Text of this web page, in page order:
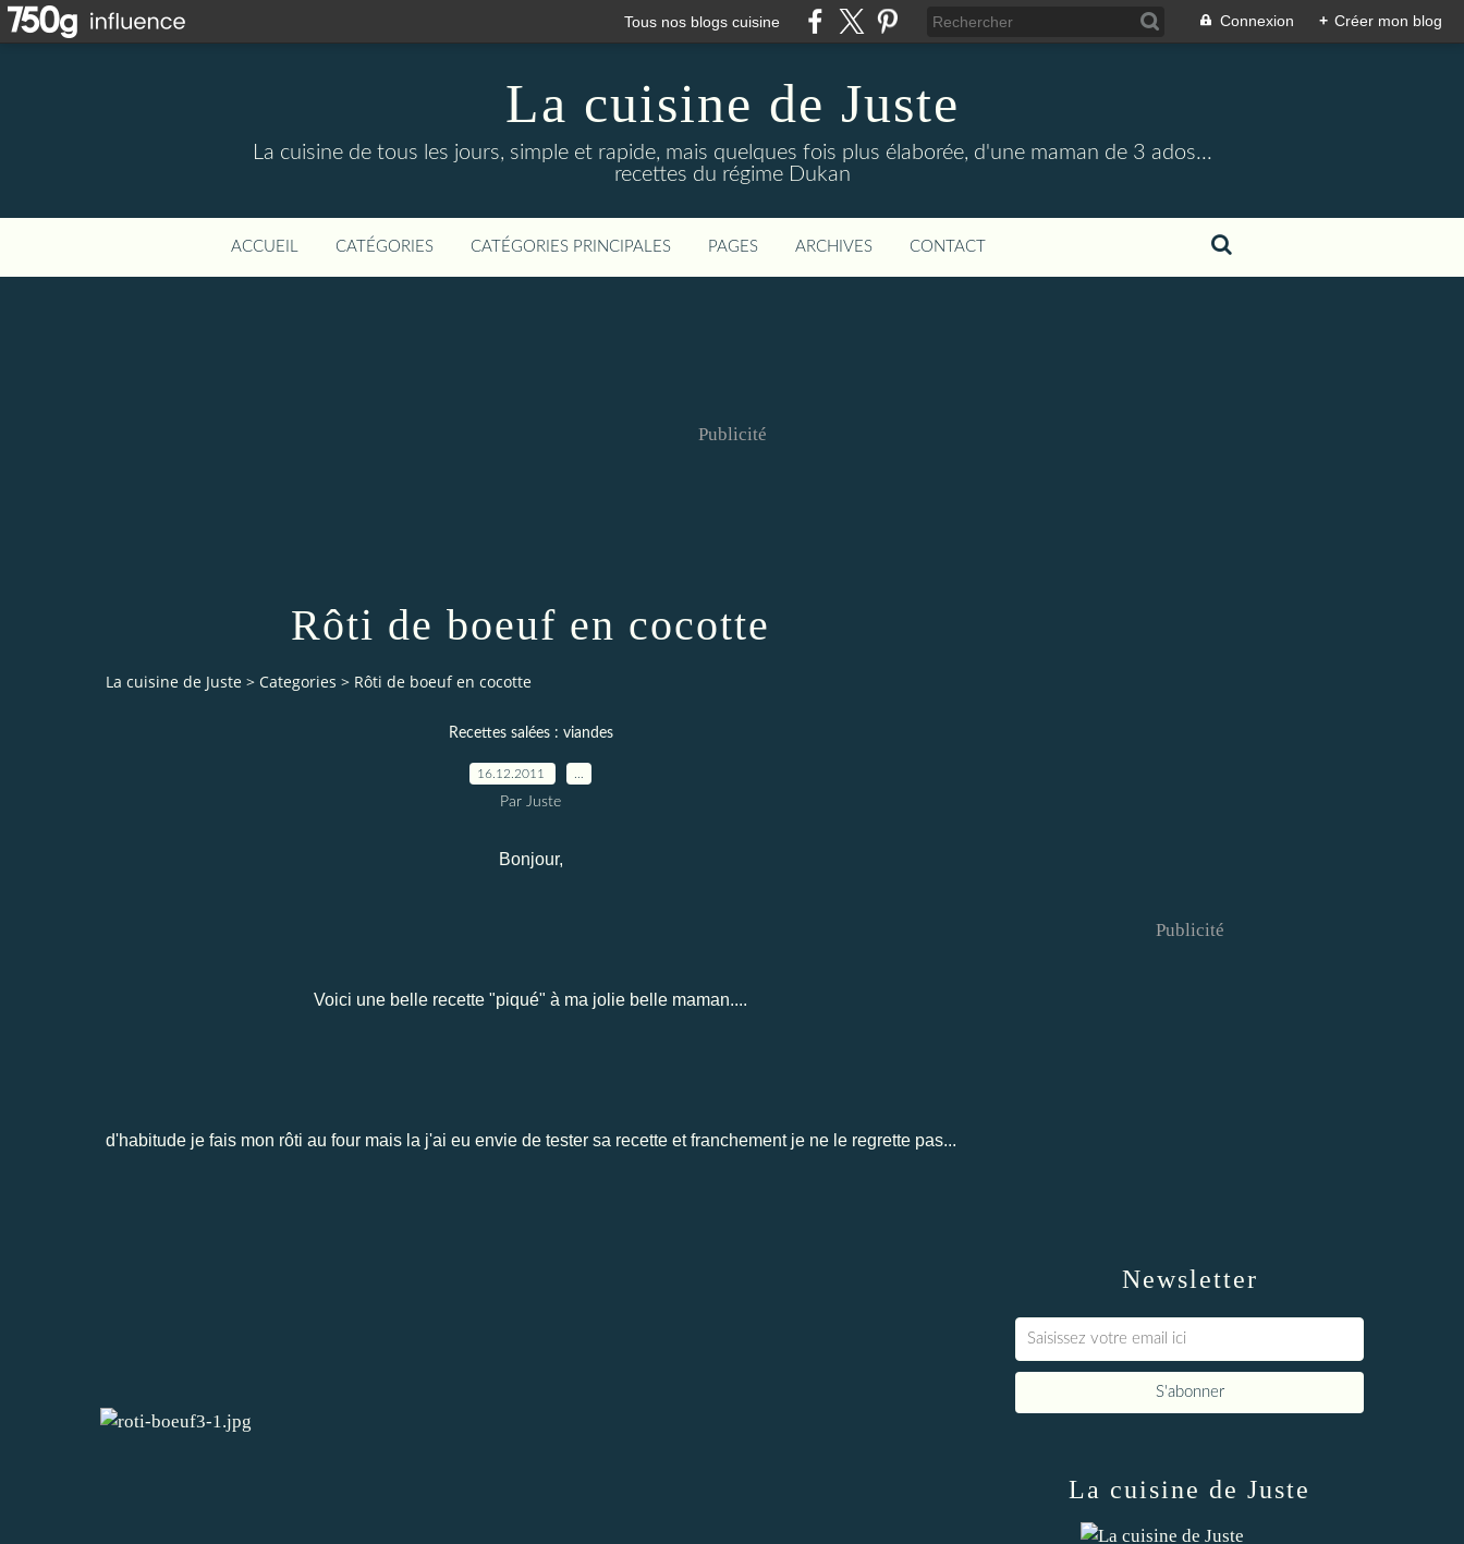
Tous nos blogs cuisine Connexion + Créer mon blog
La cuisine de Juste
La cuisine de tous les jours, simple et rapide, mais quelques fois plus élaborée, d'une maman de 3 ados...
recettes du régime Dukan
ACCUEIL CATÉGORIES CATÉGORIES PRINCIPALES PAGES ARCHIVES CONTACT
Publicité
Rôti de boeuf en cocotte
La cuisine de Juste > Categories > Rôti de boeuf en cocotte
Recettes salées : viandes
16.12.2011
Par Juste
Bonjour,
Voici une belle recette "piqué" à ma jolie belle maman....
d'habitude je fais mon rôti au four mais la j'ai eu envie de tester sa recette et franchement je ne le regrette pas...
Newsletter
Publicité
La cuisine de Juste